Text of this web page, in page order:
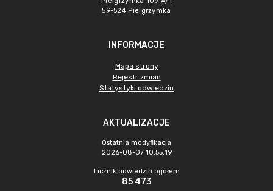
59-524 Pielgrzymka
INFORMACJE
Mapa strony
Rejestr zmian
Statystyki odwiedzin
AKTUALIZACJE
Ostatnia modyfikacja
2026-08-07 10:55:19
Licznik odwiedzin ogółem
85 473